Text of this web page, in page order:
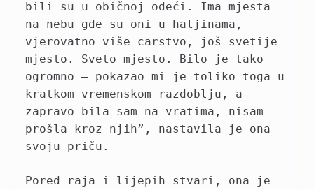
bili su u običnoj odeći. Ima mjesta
na nebu gde su oni u haljinama,
vjerovatno više carstvo, još svetije
mjesto. Sveto mjesto. Bilo je tako
ogromno – pokazao mi je toliko toga u
kratkom vremenskom razdoblju, a
zapravo bila sam na vratima, nisam
prošla kroz njih”, nastavila je ona
svoju priču.
Pored raja i lijepih stvari, ona je